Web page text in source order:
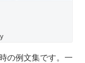
の例文集です。一